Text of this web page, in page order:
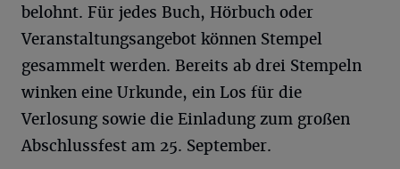
belohnt. Für jedes Buch, Hörbuch oder
Veranstaltungsangebot können Stempel
gesammelt werden. Bereits ab drei Stempeln
winken eine Urkunde, ein Los für die
Verlosung sowie die Einladung zum großen
Abschlussfest am 25. September.